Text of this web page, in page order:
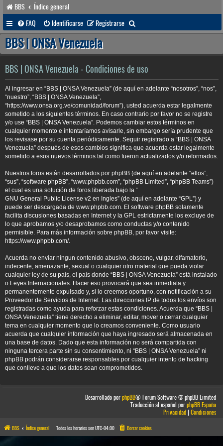
BBS
Índice general
FAQ
Identificarse Registrarse
u
a
r
BBS | ONSA Venezuela
BBS | ONSA Venezuela - Condiciones de uso
Al ingresar en “BBS | ONSA Venezuela” (de aquí en adelante “nosotros”, “nos”,
“nuestro”, “BBS | ONSA Venezuela”,
“https://www.onsa.org.ve/comunidad/forum”), usted acuerda estar legalmente
sometido a los siguientes términos. En caso contrario por favor no se registre
y/o use “BBS | ONSA Venezuela”. Podemos cambiar estos términos en
cualquier momento e intentaríamos avisarle, sin embargo sería prudente que
los revisase por su cuenta periódicamente. Seguir registrado a “BBS | ONSA
Venezuela” después de esos cambios significa que acuerda estar legalmente
sometido a esos nuevos términos tal como fueron actualizados y/o reformados.
Nuestros foros están desarrollados por phpBB (de aquí en adelante “ellos”,
“sus”, “software phpBB”, “www.phpbb.com”, “phpBB Limited”, “phpBB Teams”)
el cual es una solución de foros liberada bajo la “
GNU General Public License v2 en Ingles” (de aquí en adelante “GPL”) y
puede ser descargada de www.phpbb.com. El software phpBB solamente
facilita discusiones basadas en Internet y la GPL estrictamente los excluye de
lo que aprobamos y/o desaprobamos como conductas y/o contenido
permisible. Para más información sobre phpBB, por favor visite:
https://www.phpbb.com/.
Acuerda no enviar ningun contenido abusivo, obsceno, vulgar, difamatorio,
indecente, amenazante, sexual o cualquier otro material que pueda violar
cualquier ley de su país, el país donde “BBS | ONSA Venezuela” está instalado
o Leyes Internacionales. Hacer eso provocará que sea inmediata y
permanentemente expulsado y, si lo creemos oportuno, con notificación a su
Proveedor de Servicios de Internet. Las direcciones IP de todos los envíos son
registradas como ayuda para reforzar estas condiciones. Acuerda que “BBS |
ONSA Venezuela” tiene derecho a eliminar, editar, mover o cerrar cualquier
tema en cualquier momento que lo creamos conveniente. Como usuario
acuerda que cualquier información que haya ingresado será almacenada en
una base de datos. Dado que esta información no será compartida con
ninguna tercera parte sin su consentimiento, ni “BBS | ONSA Venezuela” ni
phpBB podrán considerarse responsables por cualquier intento de hacking
que conlleve a que los datos sean comprometidos.
Desarrollado porphpBB® Forum Software © phpBB Limited
Traducción al español porphpBB España
Privacidad|Condiciones
BBS Índice general Todos los horarios sonUTC-04:00 Borrar cookies